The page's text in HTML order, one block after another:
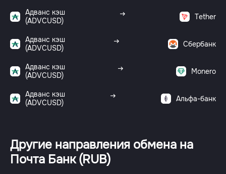
Адванс кэш
(ADVCUSD)
Tether
Адванс кэш
(ADVCUSD)
Сбербанк
Адванс кэш
(ADVCUSD)
Monero
Адванс кэш
(ADVCUSD)
Альфа-банк
Другие направления обмена на
Почта Банк (RUB)